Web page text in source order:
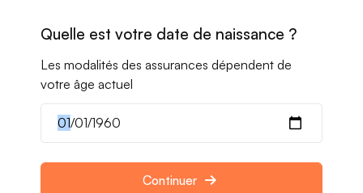
Quelle est votre date de naissance ?
Les modalités des assurances dépendent de
votre âge actuel
Continuer